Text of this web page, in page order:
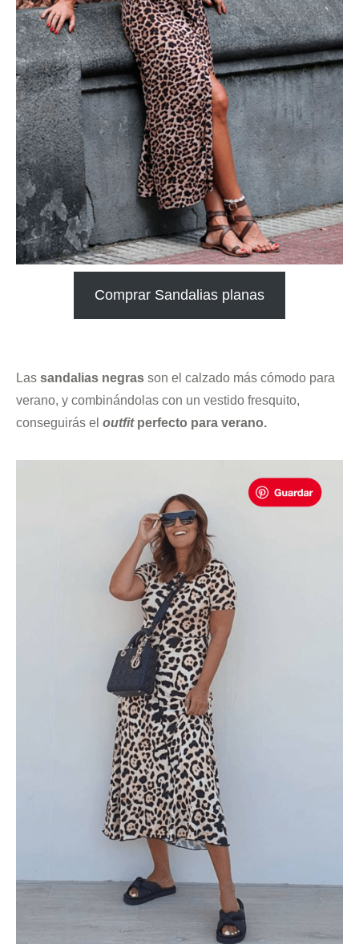
Comprar Sandalias planas
Las sandalias negras son el calzado más cómodo para
verano, y combinándolas con un vestido fresquito,
conseguirás el outfitperfecto para verano.